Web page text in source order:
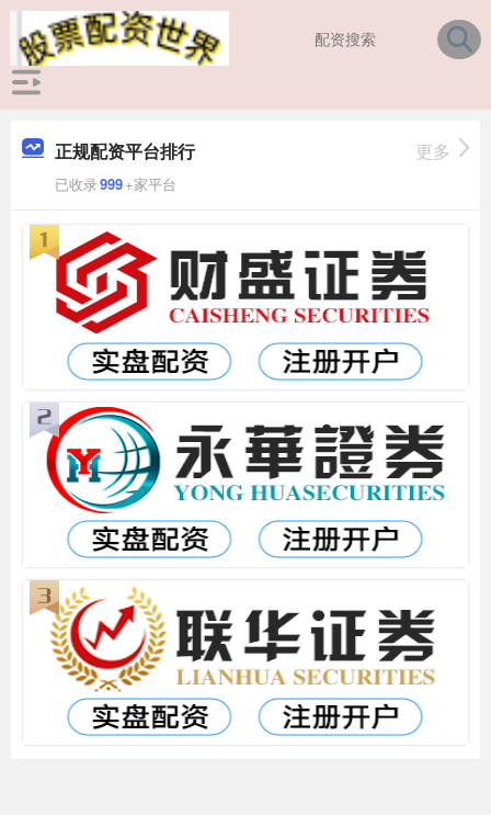
正规配资平台排行
已收录999+家平台
更多